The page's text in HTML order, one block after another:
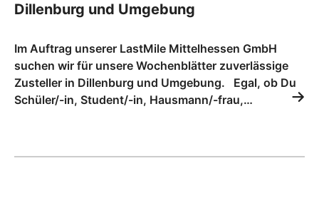
Dillenburg und Umgebung
Im Auftrag unserer LastMile Mittelhessen GmbH
suchen wir für unsere Wochenblätter zuverlässige
Zusteller in Dillenburg und Umgebung. Egal, ob Du
Schüler/-in, Student/-in, Hausmann/-frau,…